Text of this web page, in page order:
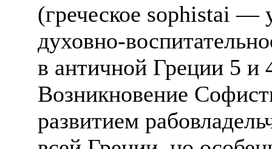
(греческое sophistai —
духовно-
в античной Греции 5 и
Возникновение
развитием